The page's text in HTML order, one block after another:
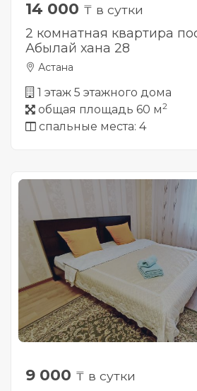
14 000 ₸ в сутки
2 комнатная квартира
Абылай хана 28
Астана
1 этаж 5 этажного дома
общая площадь 60 м2
спальные места: 4
9 000 ₸ в сутки